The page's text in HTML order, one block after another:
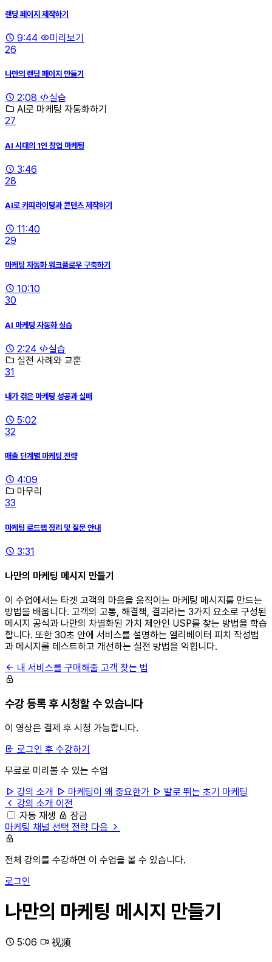
랜딩 페이지 제작하기
9:44
미리보기
26
나만의 랜딩 페이지 만들기
2:08
실습
AI로 마케팅 자동화하기
27
AI 시대의 1인 창업 마케팅
3:46
28
AI로 카피라이팅과 콘텐츠 제작하기
11:40
29
마케팅 자동화 워크플로우 구축하기
10:10
30
AI 마케팅 자동화 실습
2:24
실습
실전 사례와 교훈
31
내가 겪은 마케팅 성공과 실패
5:02
32
매출 단계별 마케팅 전략
4:09
마무리
33
마케팅 로드맵 정리 및 질문 안내
3:31
나만의 마케팅 메시지 만들기
이 수업에서는 타겟 고객의 마음을 움직이는 마케팅 메시지를 만드는
방법을 배웁니다. 고객의 고통, 해결책, 결과라는 3가지 요소로 구성된
메시지 공식과 나만의 차별화된 가치 제안인 USP를 찾는 방법을 학습
합니다. 또한 30초 안에 서비스를 설명하는 엘리베이터 피치 작성법
과 메시지를 테스트하고 개선하는 실전 방법을 익힙니다.
내 서비스를 구매해줄 고객 찾는 법
수강 등록 후 시청할 수 있습니다
이 영상은 결제 후 시청 가능합니다.
로그인 후 수강하기
무료로 미리볼 수 있는 수업
강의 소개
마케팅이 왜 중요한가
발로 뛰는 초기 마케팅
강의 소개 이전
자동 재생
잠금
마케팅 채널 선택 전략 다음
전체 강의를 수강하면 이 수업을 볼 수 있습니다.
로그인
나만의 마케팅 메시지 만들기
5:06 视频